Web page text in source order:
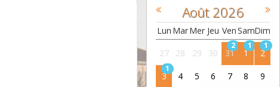
Août 2026
Lun MarMer Jeu VenSamDim
27 28 29 30 31
2
1
1
2
1
3
1
4 5 6 7 8 9